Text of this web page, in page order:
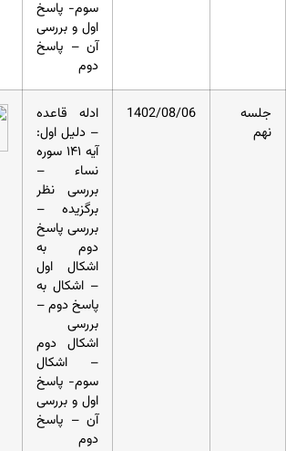
سوم- پاسخ
اول و بررسی
آن – پاسخ
دوم
جلسه
نهم
1402/08/06
ادله قاعده
– دلیل اول:
آیه ۱۴۱ سوره
نساء –
بررسی نظر
برگزیده –
بررسی پاسخ
دوم به
اشکال اول
– اشکال به
پاسخ دوم –
بررسی
اشکال دوم
– اشکال
سوم- پاسخ
اول و بررسی
آن – پاسخ
دوم